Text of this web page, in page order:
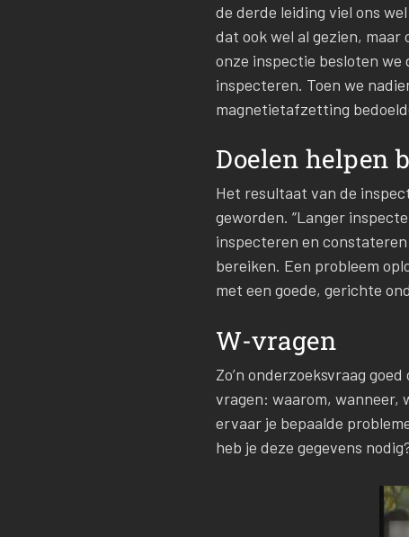
de derde leiding viel ons
dat ook wel al gezien,
onze inspectie besloten
inspecteren. Toen we
magnetietafzetting
Doelen helpen
Het resultaat van de
geworden. “Langer
inspecteren en
bereiken. Een probleem
met een goede, gerichte
W-vragen
Zo’n onderzoeksvraag
vragen: waarom, wanneer,
ervaar je bepaalde
heb je deze gegevens